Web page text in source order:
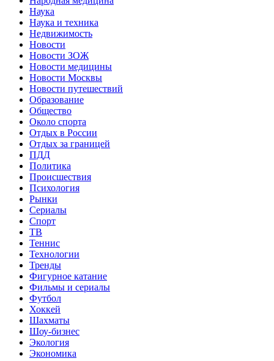
Наука
Наука и техника
Недвижимость
Новости
Новости ЗОЖ
Новости медицины
Новости Москвы
Новости путешествий
Образование
Общество
Около спорта
Отдых в России
Отдых за границей
ПДД
Политика
Происшествия
Психология
Рынки
Сериалы
Спорт
ТВ
Теннис
Технологии
Тренды
Фигурное катание
Фильмы и сериалы
Футбол
Хоккей
Шахматы
Шоу-бизнес
Экология
Экономика